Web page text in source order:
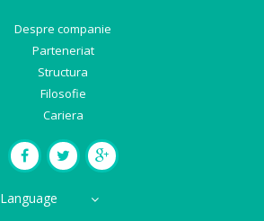
Despre companie
Parteneriat
Structura
Filosofie
Cariera
Language